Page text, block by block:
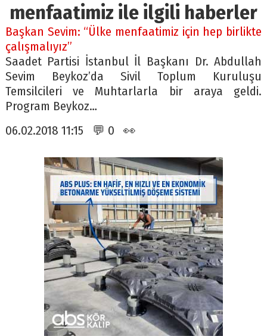
menfaatimiz ile ilgili haberler
Başkan Sevim: “Ülke menfaatimiz için hep birlikte
çalışmalıyız”
Saadet Partisi İstanbul İl Başkanı Dr. Abdullah
Sevim Beykoz’da Sivil Toplum Kuruluşu
Temsilcileri ve Muhtarlarla bir araya geldi.
Program Beykoz…
06.02.2018 11:15 💬 0 👀